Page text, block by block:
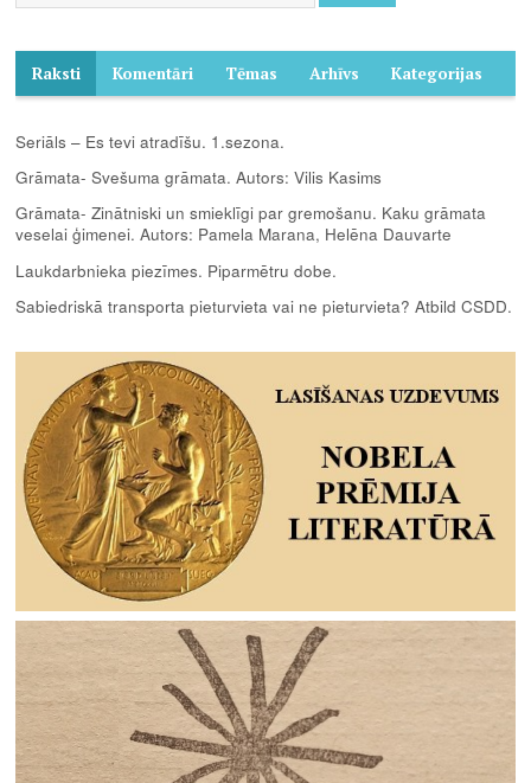
Raksti Komentāri Tēmas Arhīvs Kategorijas
Seriāls – Es tevi atradīšu. 1.sezona.
Grāmata- Svešuma grāmata. Autors: Vilis Kasims
Grāmata- Zinātniski un smieklīgi par gremošanu. Kaku grāmata
veselai ģimenei. Autors: Pamela Marana, Helēna Dauvarte
Laukdarbnieka piezīmes. Piparmētru dobe.
Sabiedriskā transporta pieturvieta vai ne pieturvieta? Atbild CSDD.